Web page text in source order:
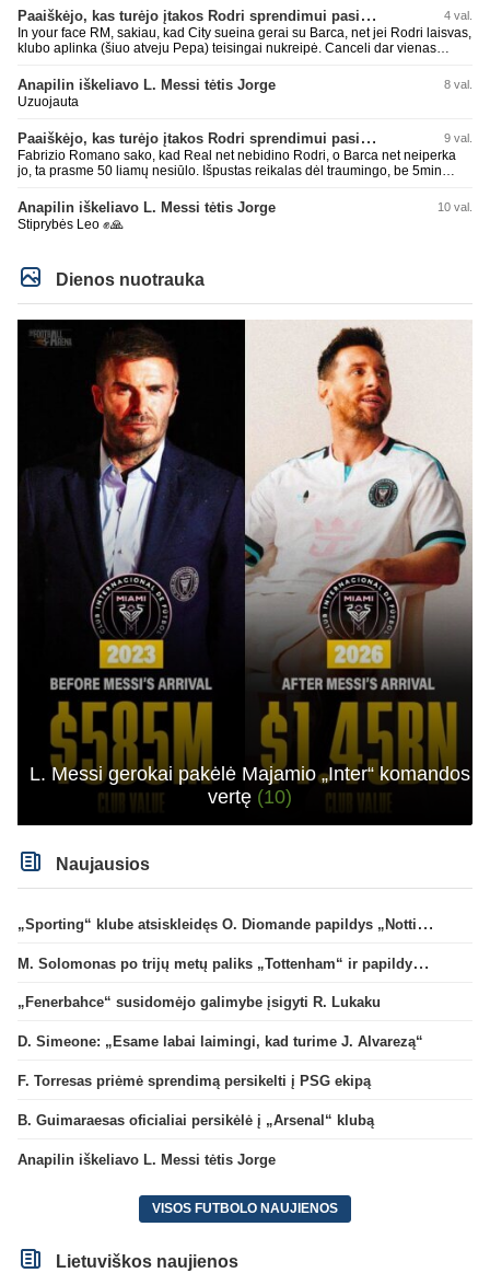
laimėti La Liga. Dabar vėl gavo nuo Barcos ir Rodri ateina ne pas juos, vėl
nereikia mums jo, senas ir t.t. Gal davai vyriškai priimkit tuos pralaimėjimus
be kvailų nereikia, nenorim ir t.t.
Paaiškėjo, kas turėjo įtakos Rodri sprendimui pasirinkti Barselonos pusę 4 val.
In your face RM, sakiau, kad City sueina gerai su Barca, net jei Rodri laisvas,
klubo aplinka (šiuo atveju Pepa) teisingai nukreipė. Canceli dar vienas
Super
Anapilin iškeliavo L. Messi tėtis Jorge 8 val.
Uzuojauta
Paaiškėjo, kas turėjo įtakos Rodri sprendimui pasirinkti Barselonos pusę 9 val.
Fabrizio Romano sako, kad Real net nebidino Rodri, o Barca net neiperka
jo, ta prasme 50 liamų nesiūlo. Išpustas reikalas dėl traumingo, be 5min
Anapilin iškeliavo L. Messi tėtis Jorge 10 val.
Stiprybės Leo ✊🙏
Dienos nuotrauka
L. Messi gerokai pakėlė Majamio „Inter“ komandos
vertę (10)
Naujausios
„Sporting“ klube atsiskleidęs O. Diomande papildys „Nottingham“ gretas
M. Solomonas po trijų metų paliks „Tottenham“ ir papildys „West Ham“ klubą
„Fenerbahce“ susidomėjo galimybe įsigyti R. Lukaku
D. Simeone: „Esame labai laimingi, kad turime J. Alvarezą“
F. Torresas priėmė sprendimą persikelti į PSG ekipą
B. Guimaraesas oficialiai persikėlė į „Arsenal“ klubą
Anapilin iškeliavo L. Messi tėtis Jorge
VISOS FUTBOLO NAUJIENOS
Lietuviškos naujienos